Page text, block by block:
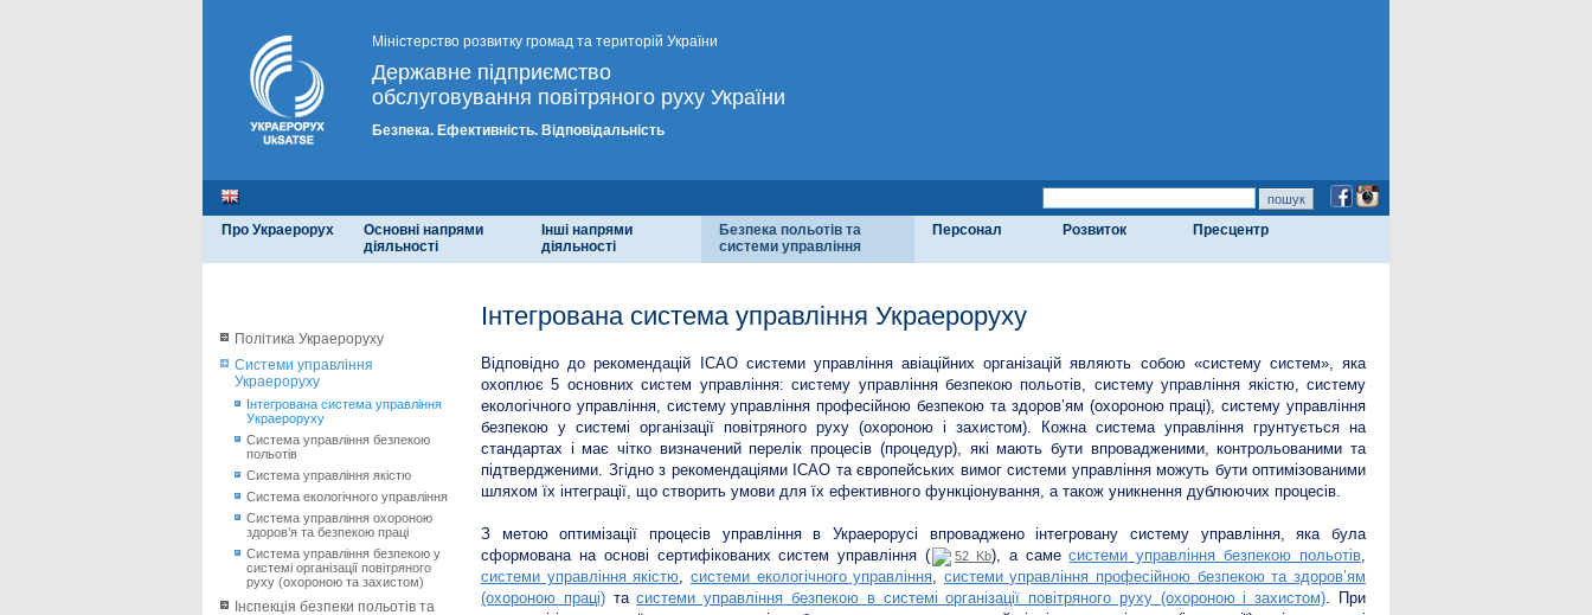
Міністерство розвитку громад та територій України
Державне підприємство
обслуговування повітряного руху України
Безпека. Ефективність. Відповідальність
Про Украерорух
Основні напрями
діяльності
Інші напрями
діяльності
Безпека польотів та
системи управління
Персонал Розвиток Пресцентр
Політика Украероруху
Системи управління
Украероруху
Інтегрована система управління
Украероруху
Система управління безпекою
польотів
Система управління якістю
Система екологічного управління
Система управління охороною
здоров’я та безпекою праці
Система управління безпекою у
системі організації повітряного
руху (охороною та захистом)
Інспекція безпеки польотів та
Інтегрована система управління Украероруху
Відповідно до рекомендацій ІСАО системи управління авіаційних організацій являють собою «систему систем», яка
охоплює 5 основних систем управління: систему управління безпекою польотів, систему управління якістю, систему
екологічного управління, систему управління професійною безпекою та здоров’ям (охороною праці), систему управління
безпекою у системі організації повітряного руху (охороною і захистом). Кожна система управління грунтується на
стандартах і має чітко визначений перелік процесів (процедур), які мають бути впровадженими, контрольованими та
підтвердженими. Згідно з рекомендаціями ІСАО та європейських вимог системи управління можуть бути оптимізованими
шляхом їх інтеграції, що створить умови для їх ефективного функціонування, а також уникнення дублюючих процесів.
З метою оптимізації процесів управління в Украерорусі впроваджено інтегровану систему управління, яка була
сформована на основі сертифікованих систем управління (
52 Kb), а самесистеми управління безпекою польотів,
системи управління якістю, системи екологічного управління, системи управління професійною безпекою та здоров’ям
(охороною праці)тасистеми управління безпекою в системі організації повітряного руху (охороною і захистом). При